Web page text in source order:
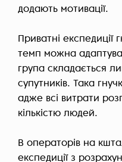
додають мотивації.
Приватні експедиції
темп можна
група складається
супутників. Така
адже всі витрати
кількістю людей.
В операторів на
експедиції з